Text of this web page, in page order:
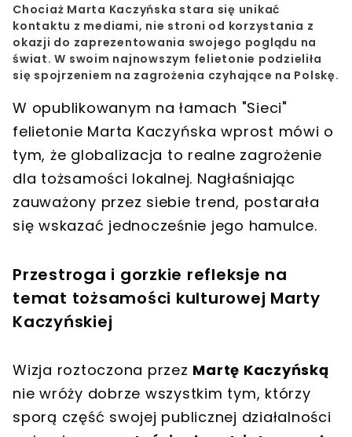
Chociaż Marta Kaczyńska stara się unikać
kontaktu z mediami, nie stroni od korzystania z
okazji do zaprezentowania swojego poglądu na
świat. W swoim najnowszym felietonie podzieliła
się spojrzeniem na zagrożenia czyhające na Polskę.
W opublikowanym na łamach "Sieci"
felietonie Marta Kaczyńska wprost mówi o
tym, że globalizacja to realne zagrożenie
dla tożsamości lokalnej. Nagłaśniając
zauważony przez siebie trend, postarała
się wskazać jednocześnie jego hamulce.
Przestroga i gorzkie refleksje na
temat tożsamości kulturowej Marty
Kaczyńskiej
Wizja roztoczona przez Martę Kaczyńską
nie wróży dobrze wszystkim tym, którzy
sporą część swojej publicznej działalności